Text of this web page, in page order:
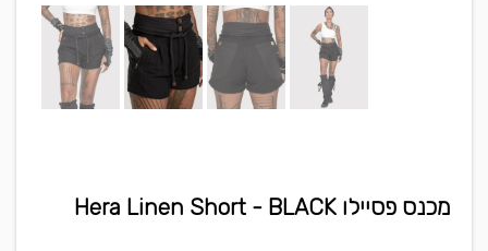
מכנס פסיילו Hera Linen Short - BLACK